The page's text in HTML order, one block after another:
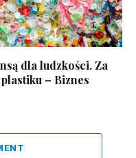
dla ludzkości. Za
– Biznes